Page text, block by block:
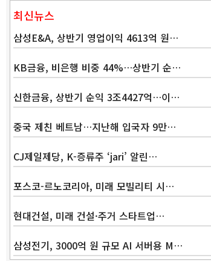
최신뉴스
삼성E&A, 상반기 영업이익 4613억 원…
KB금융, 비은행 비중 44%…상반기 순…
신한금융, 상반기 순익 3조4427억…이…
중국 제친 베트남…지난해 입국자 9만…
CJ제일제당, K-증류주 ‘jari’ 알린…
포스코-르노코리아, 미래 모빌리티 시…
현대건설, 미래 건설·주거 스타트업…
삼성전기, 3000억 원 규모 AI 서버용 M…